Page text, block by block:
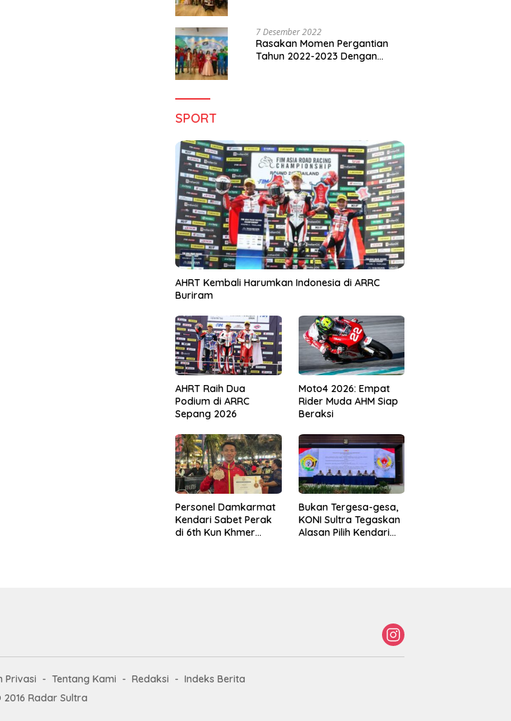
7 Desember 2022
Rasakan Momen Pergantian
Tahun 2022-2023 Dengan
SPORT
AHRT Kembali Harumkan Indonesia di ARRC
Buriram
AHRT Raih Dua
Podium di ARRC
Sepang 2026
Moto4 2026: Empat
Rider Muda AHM Siap
Beraksi
Personel Damkarmat
Kendari Sabet Perak
di 6th Kun Khmer
Bukan Tergesa-gesa,
KONI Sultra Tegaskan
Alasan Pilih Kendari
Privasi Tentang Kami Redaksi
Indeks Berita
Radar Sultra